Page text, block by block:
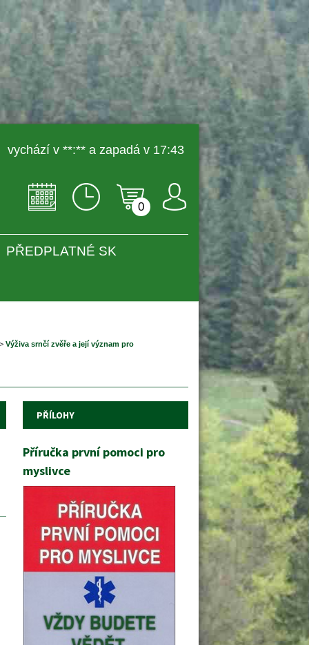
vychází v **:** a zapadá v 17:43
0
PŘEDPLATNÉ SK
> Výživa srnčí zvěře a její význam pro
PŘÍLOHY
Příručka první pomoci pro
myslivce